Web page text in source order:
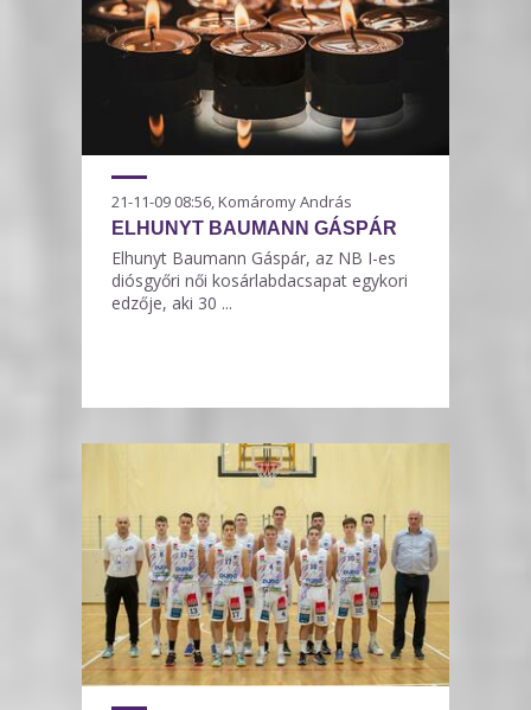
21-11-09 08:56, Komáromy András
ELHUNYT BAUMANN GÁSPÁR
Elhunyt Baumann Gáspár, az NB I-es
diósgyőri női kosárlabdacsapat egykori
edzője, aki 30 ...